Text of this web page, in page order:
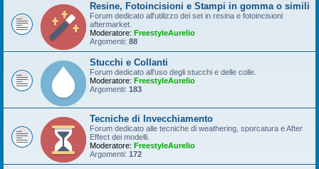
Resine, Fotoincisioni e Stampi in gomma o simili
Forum dedicato all'utilizzo dei set in resina e fotoincisioni
aftermarket.
Moderatore: FreestyleAurelio
Argomenti: 88
Stucchi e Collanti
Forum dedicato all'uso degli stucchi e delle colle.
Moderatore: FreestyleAurelio
Argomenti: 183
Tecniche di Invecchiamento
Forum dedicato alle tecniche di weathering, sporcatura e After
Effect dei modelli.
Moderatore: FreestyleAurelio
Argomenti: 172